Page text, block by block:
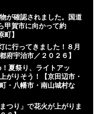
が確認されました。国道
甲賀市に向かって約
】
に行ってきました！８月
府宇治市／２０２６】
夏祭り、ライトアッ
がりそう！【京田辺市・
・八幡市・南山城村な
つり」で花火が上がりま